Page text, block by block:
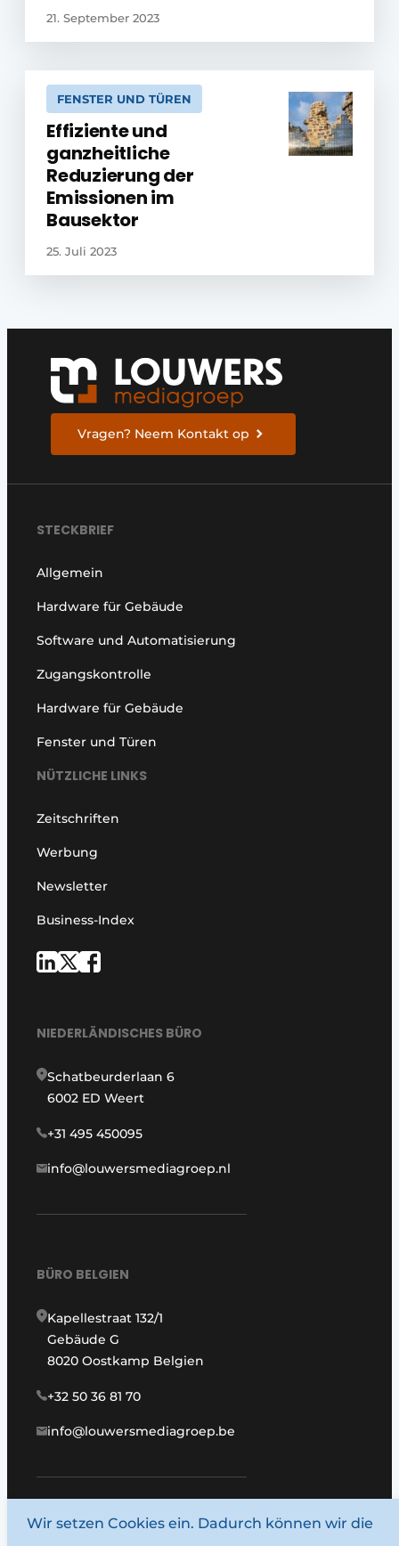
21. September 2023
FENSTER UND TÜREN
Effiziente und
ganzheitliche
Reduzierung der
Emissionen im
Bausektor
25. Juli 2023
Vragen? Neem Kontakt op
STECKBRIEF
Allgemein
Hardware für Gebäude
Software und Automatisierung
Zugangskontrolle
Hardware für Gebäude
Fenster und Türen
NÜTZLICHE LINKS
Zeitschriften
Werbung
Newsletter
Business-Index
NIEDERLÄNDISCHES BÜRO
Schatbeurderlaan 6
6002 ED Weert
+31 495 450095
info@louwersmediagroep.nl
BÜRO BELGIEN
Kapellestraat 132/1
Gebäude G
8020 Oostkamp Belgien
+32 50 36 81 70
info@louwersmediagroep.be
www.louwersmediagroep.com
Wir setzen Cookies ein. Dadurch können wir die